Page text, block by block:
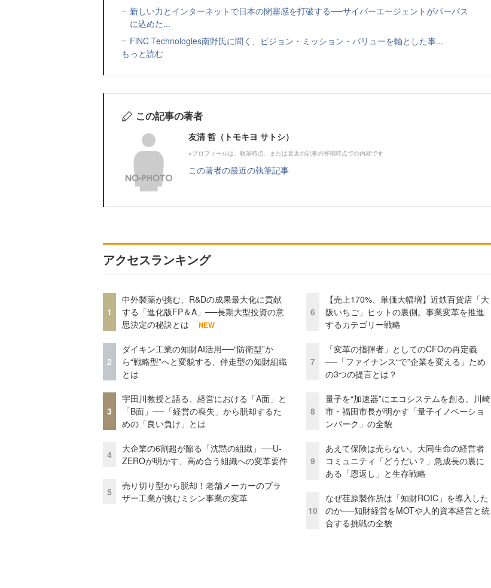
新しい力とインターネットで日本の閉塞感を打破する──サイバーエージェントがパーパス
に込めた...
FiNC Technologies南野氏に聞く、ビジョン・ミッション・バリューを軸とした事...
もっと読む
この記事の著者
友清 哲（トモキヨ サトシ）
※プロフィールは、執筆時点、または直近の記事の寄稿時点での内容です
この著者の最近の執筆記事
アクセスランキング
1
中外製薬が挑む、R&Dの成果最大化に貢献
する「進化版FP＆A」──長期大型投資の意
思決定の秘訣とは
NEW
2
ダイキン工業の知財AI活用──“防衛型”か
ら“戦略型”へと変貌する、伴走型の知財組織
とは
3
宇田川教授と語る、経営における「A面」と
「B面」──「経営の喪失」から脱却するた
めの「良い負け」とは
4
大企業の6割超が陥る「沈黙の組織」──U-
ZEROが明かす、高め合う組織への変革要件
5
売り切り型から脱却！老舗メーカーのブラ
ザー工業が挑むミシン事業の変革
6
【売上170%、単価大幅増】近鉄百貨店「大
阪いちご」ヒットの裏側。事業変革を推進
するカテゴリー戦略
7
「変革の指揮者」としてのCFOの再定義
──「ファイナンス“で”企業を変える」ため
の3つの提言とは？
8
量子を“加速器”にエコシステムを創る。川崎
市・福田市長が明かす「量子イノベーショ
ンパーク」の全貌
9
あえて保険は売らない。大同生命の経営者
コミュニティ「どうだい？」急成長の裏に
ある「恩返し」と生存戦略
10
なぜ荏原製作所は「知財ROIC」を導入した
のか──知財経営をMOTや人的資本経営と統
合する挑戦の全貌